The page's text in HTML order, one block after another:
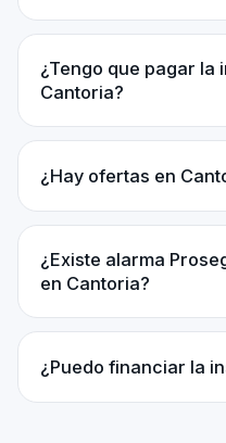
¿Tengo que pagar la
Cantoria?
¿Hay ofertas en
¿Existe alarma
en Cantoria?
¿Puedo financiar la